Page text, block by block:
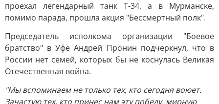
проехал легендарный танк Т-34, а в Мурманске,
помимо парада, прошла акция "Бессмертный полк".
Председатель исполкома организации "Боевое
братство" в Уфе Андрей Пронин подчеркнул, что в
России нет семей, которых бы не коснулась Великая
Отечественная война.
"Мы вспоминаем не только тех, кто сегодня воюет.
Зачастую тех, кто принес нам эту победу, мирную